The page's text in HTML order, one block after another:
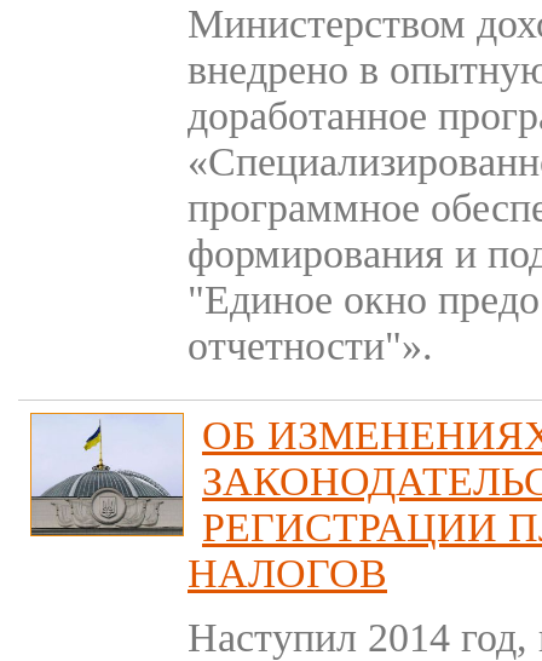
Министерством
внедрено в
доработанное
программное
формирования и
"Единое окно
отчетности"».
ОБ
РЕГИСТРАЦИИ
НАЛОГОВ
Наступил 2014 год,